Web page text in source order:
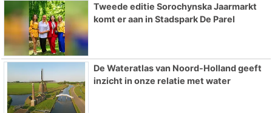
Tweede editie Sorochynska Jaarmarkt
komt er aan in Stadspark De Parel
De Wateratlas van Noord-Holland geeft
inzicht in onze relatie met water